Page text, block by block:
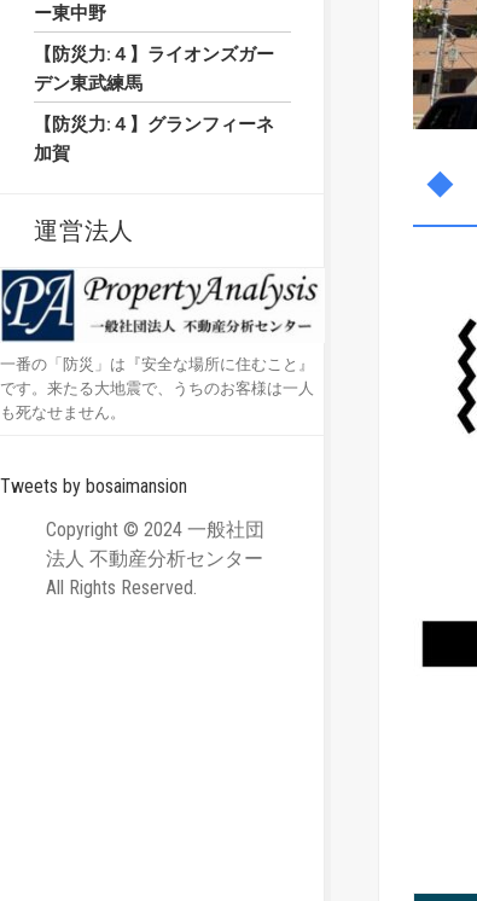
ー東中野
【防災力:４】ライオンズガー
デン東武練馬
【防災力:４】グランフィーネ
加賀
運営法人
一番の「防災」は『安全な場所に住むこと』
です。来たる大地震で、うちのお客様は一人
も死なせません。
Tweets by bosaimansion
Copyright © 2024 一般社団
法人 不動産分析センター
All Rights Reserved.